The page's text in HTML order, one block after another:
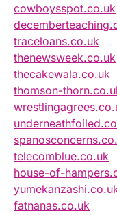
cowboysspot.co.uk
traceloans.co.uk
thenewsweek.co.uk
thecakewala.co.uk
thomson-
telecomblue.co.uk
house-of-
fatnanas.co.uk